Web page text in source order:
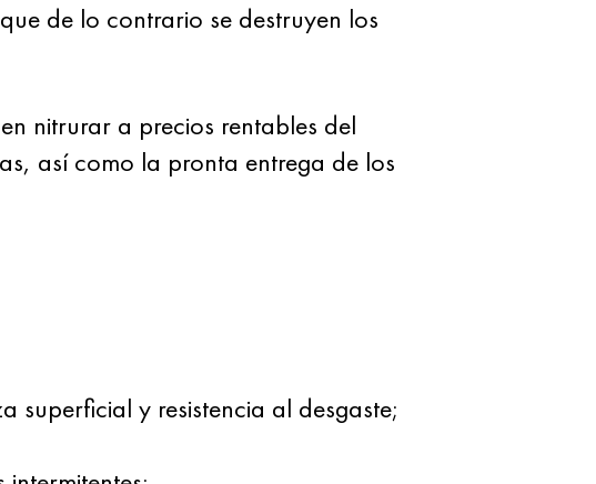
de lo contrario se destruyen los
nitrurar a precios rentables del
así como la pronta entrega de los
y resistencia al desgaste;